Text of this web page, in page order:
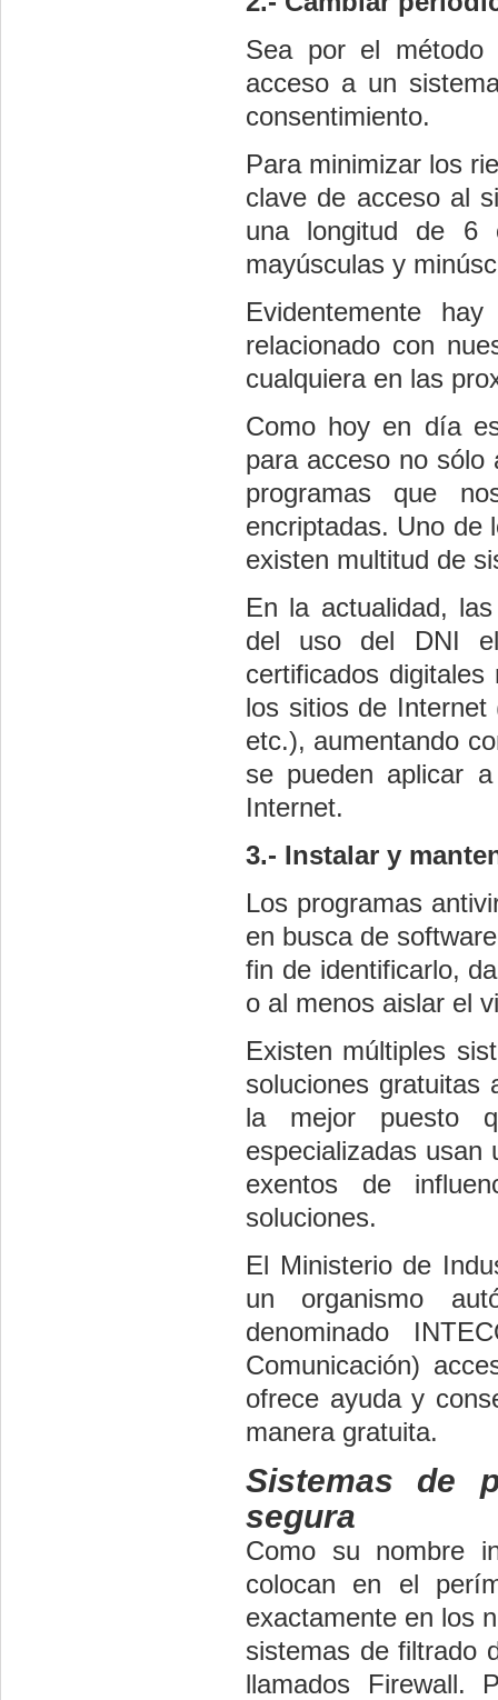
Sea por el método
acceso a un
consentimiento.
Para minimizar los
clave de acceso al
una longitud de 6
mayúsculas y
Evidentemente
relacionado con
cualquiera en las
Como hoy en día
para acceso no sólo
programas que
encriptadas. Uno de
existen multitud de
En la actualidad,
del uso del DNI
certificados
los sitios de Internet
etc.), aumentando
se pueden aplicar
Internet.
3.- Instalar y
Los programas
en busca de
fin de identificarlo,
o al menos aislar el
Existen múltiples
soluciones gratuitas
la mejor puesto
especializadas usan
exentos de
soluciones.
El Ministerio de
un organismo
denominado
Comunicación)
ofrece ayuda y
manera gratuita.
Sistemas de
segura
Como su nombre
colocan en el
exactamente en los
sistemas de filtrado
llamados Firewall.